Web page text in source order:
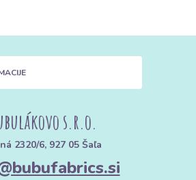
s.r.o.
2320/6, 927 05 Šaľa